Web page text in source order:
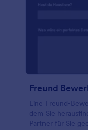
Freund
Eine Freund-
dem Sie
Partner für Sie